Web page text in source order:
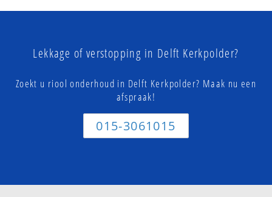
Lekkage of verstopping in Delft Kerkpolder?
Zoekt u riool onderhoud in Delft Kerkpolder? Maak nu een
afspraak!
015-3061015